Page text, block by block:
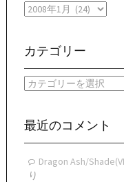
月
ー
イ
ブ
カテゴリー
カ
リ
最近のコメント
Dragon Ash/
り